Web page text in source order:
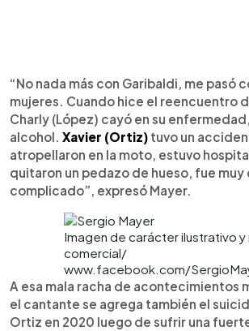
“No nada más con Garibaldi, me pasó
mujeres. Cuando hice el reencuentro
Charly (López) cayó en su
alcohol. Xavier (Ortiz) tuvo un
atropellaron en la moto, estuvo
quitaron un pedazo de hueso, fue
complicado”, expresó Mayer.
Imagen de carácter ilustrativo y
comercial/
www.facebook.com/
A esa mala racha de acontecimientos
el cantante se agrega también el
Ortiz en 2020 luego de sufrir una